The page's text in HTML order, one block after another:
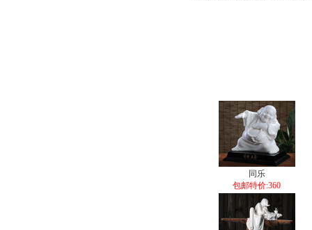
同乐
包邮特价:360